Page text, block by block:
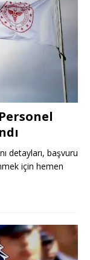
detayları, başvuru
için hemen